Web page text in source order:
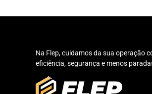
Na Flep, cuidamos da sua operação
eficiência, segurança e menos